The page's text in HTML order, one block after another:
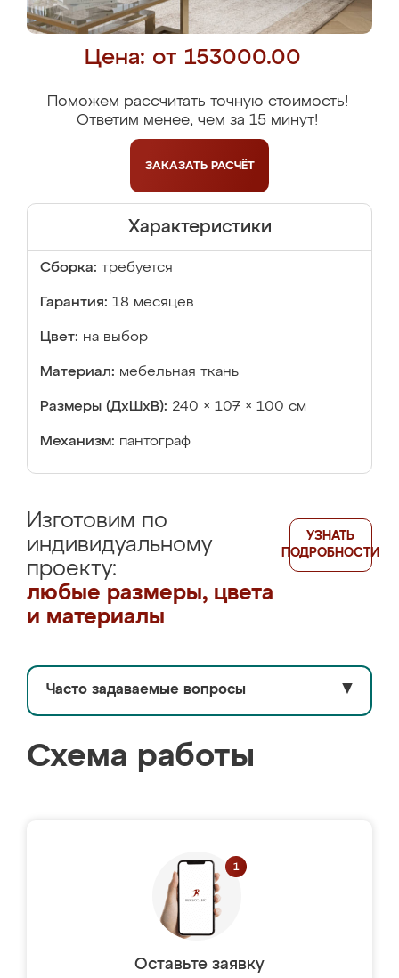
Цена: от 153000.00
Поможем рассчитать точную стоимость!
Ответим менее, чем за 15 минут!
ЗАКАЗАТЬ РАСЧЁТ
Характеристики
Сборка: требуется
Гарантия: 18 месяцев
Цвет: на выбор
Материал: мебельная ткань
Размеры (ДхШхВ): 240 × 107 × 100 см
Механизм: пантограф
Изготовим по
индивидуальному
проекту:
любые размеры, цвета
и материалы
УЗНАТЬ
ПОДРОБНОСТИ
Часто задаваемые вопросы ▼
Схема работы
Оставьте заявку